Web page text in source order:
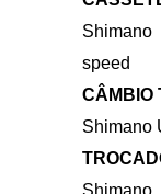
Shimano
Shimano